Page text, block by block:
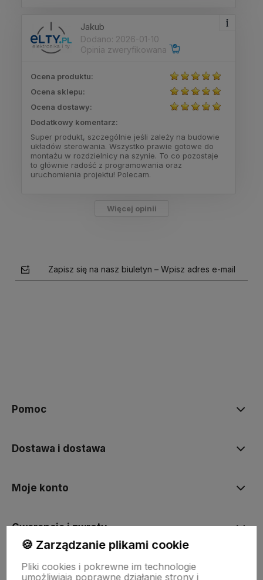
Jakub
Dodano: 2026-01-10
Opinia zweryfikowana
Ocena produktu:
Ocena sklepu:
Ocena dostawy:
Dodatkowy komentarz:
Super produkt, szczególnie jeśli zależy na budowie
układów sterowania. Wszystko prawie gotowe do
montażu w rozdzielnicy na szynie. To co pozostaje
to głównie radość z programowania oraz
uruchomienia projektu! Polecam.
Więcej opinii
Zapisz się na nasz biuletyn – Wpisz adres e-mail
Pomoc
Dostawa i dostawa
Moje konto
Gwarancja i zwroty
O firmie
🍪 Zarządzanie plikami cookie
Pliki cookies i pokrewne im technologie
umożliwiają poprawne działanie strony i